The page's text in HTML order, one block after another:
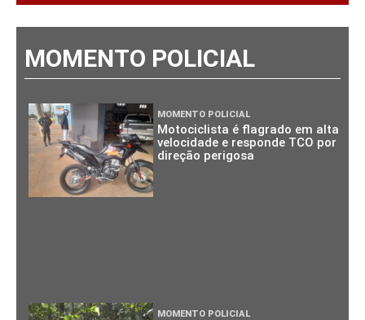
MOMENTO POLICIAL
MOMENTO POLICIAL
Motociclista é flagrado em alta
velocidade e responde TCO por
direção perigosa
MOMENTO POLICIAL